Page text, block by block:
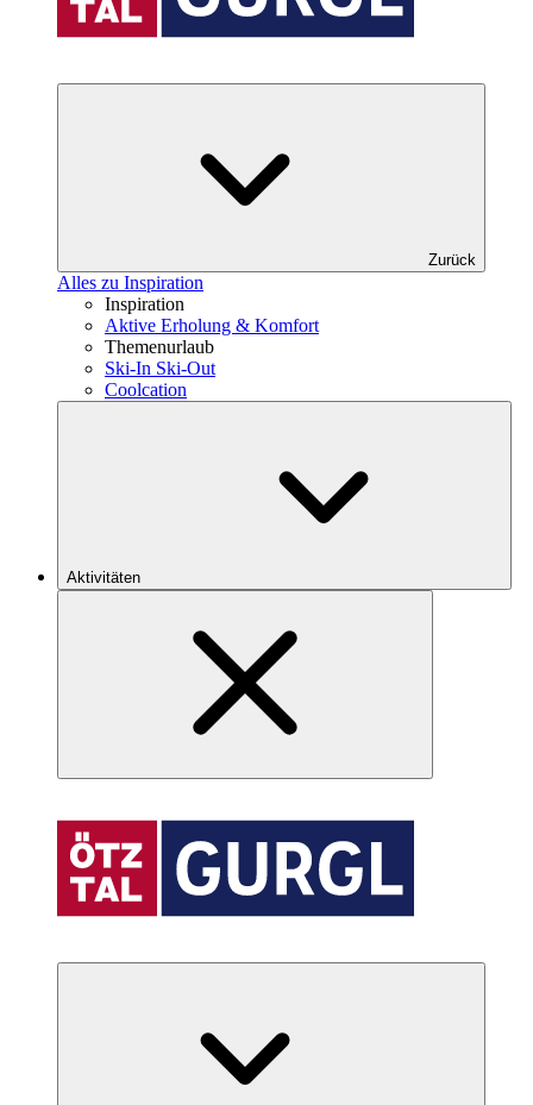
Zurück
Alles zu Inspiration
Inspiration
Aktive Erholung & Komfort
Themenurlaub
Ski-In Ski-Out
Coolcation
Aktivitäten